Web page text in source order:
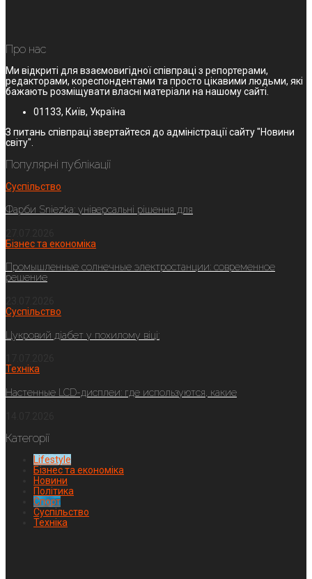
Про нас
Ми відкриті для взаємовигідної співпраці з репортерами,
редакторами, кореспондентами та просто цікавими людьми, які
бажають розміщувати власні матеріали на нашому сайті.
01133, Київ, Україна
З питань співпраці звертайтеся до адміністрації сайту "Новини
світу".
Популярні публікації
Суспільство
Фарби Sniezka: універсальні рішення для
Бізнес та економіка
Промышленные солнечные электростанции: современное
решение
Суспільство
Цукровий діабет у похилому віці:
Техніка
Настенные LCD-дисплеи: где используются, какие
Категорії
Lifestyle
Бізнес та економіка
Новини
Політика
Спорт
Суспільство
Техніка